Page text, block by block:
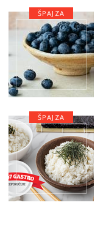
ŠPAJZA
ŠPAJZA